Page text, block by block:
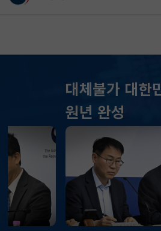
대체불가 대한민국으로
원년 완성
국고채(3년)
달러-원
KOSPI
KOSDAQ